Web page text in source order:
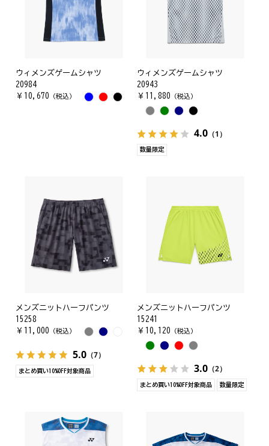
ウィメンズゲームシャツ
20984
￥ 10,670 （税込）
ウィメンズゲームシャツ
20943
￥ 11,880 （税込）
4.0（1）
数量限定
メンズニットハーフパンツ
15258
￥ 11,000 （税込）
5.0 （7）
まとめ買い10%OFF対象商品
メンズニットハーフパンツ
15241
￥ 10,120 （税込）
3.0（2）
まとめ買い10%OFF対象商品 数量限定